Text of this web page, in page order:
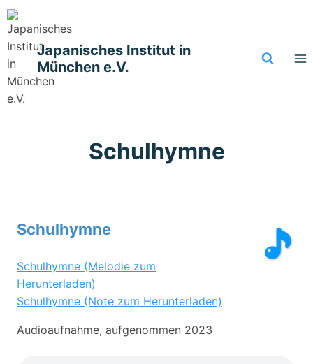
Zum
Inhalt
springenJapanisches Institut in
München e.V.
Schulhymne
Schulhymne
Schulhymne (Melodie zum
Herunterladen)
Schulhymne (Note zum Herunterladen)
Audioaufnahme, aufgenommen 2023